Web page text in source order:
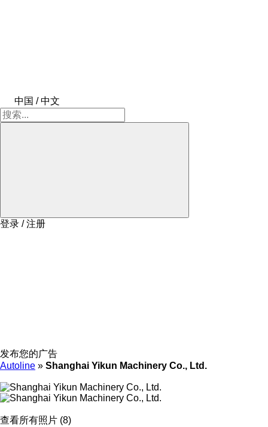
中国 / 中文
登录 / 注册
发布您的广告
Autoline » Shanghai Yikun Machinery Co., Ltd.
查看所有照片 (8)